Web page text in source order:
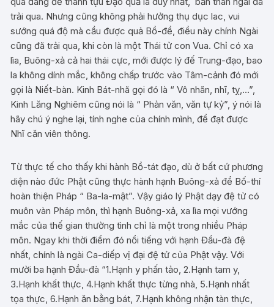
trải qua. Nhưng cũng không phải hưởng thụ dục lac, vui
sướng quá độ mà cầu được quả Bồ-đề, điều này chính Ngài
cũng đã trải qua, khi còn là một Thái tử con Vua. Chỉ có xa
lìa, Buông-xả cả hai thái cực, mới được lý đế Trung-đạo, bao
la không dính mắc, không chấp trước vào Tâm-cảnh đó mới
gọi là Niết-bàn. Kinh Bát-nhã gọi đó là “ Vô nhãn, nhĩ, tỵ,…”,
Kinh Lăng Nghiêm cũng nói là “ Phản văn, văn tự kỷ”, ý nói là
hãy chú ý nghe lại, tính nghe của chính mình, để đạt được
Nhĩ căn viên thông.
Từ thực tế cho thấy khi hành Bồ-tát đạo, dù ở bất cứ phương
diện nào đức Phật cũng thực hành hạnh Buông-xả để Bố-thí
hoàn thiện Pháp “ Ba-la-mật”. Vậy giáo lý Phật dạy đệ tử có
muôn vàn Pháp môn, thì hạnh Buông-xả, xa lìa mọi vướng
mắc của thế gian thường tình chỉ là một trong nhiều Pháp
môn. Ngay khi thời điểm đó nổi tiếng với hạnh Đầu-đà đệ
nhất, chính là ngài Ca-diếp vị đại đệ tử của Phật vậy. Với
mười ba hạnh Đầu-đà “1.Hạnh y phấn tảo, 2.Hạnh tam y,
3.Hạnh khất thực, 4.Hạnh khất thực từng nhà, 5.Hạnh nhất
tọa thực, 6.Hạnh ăn bằng bát, 7.Hạnh không nhận tàn thực,